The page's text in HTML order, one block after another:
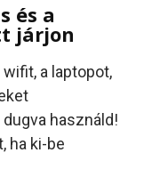
és a
járjon
wifit, a laptopot,
használd!
ha ki-be